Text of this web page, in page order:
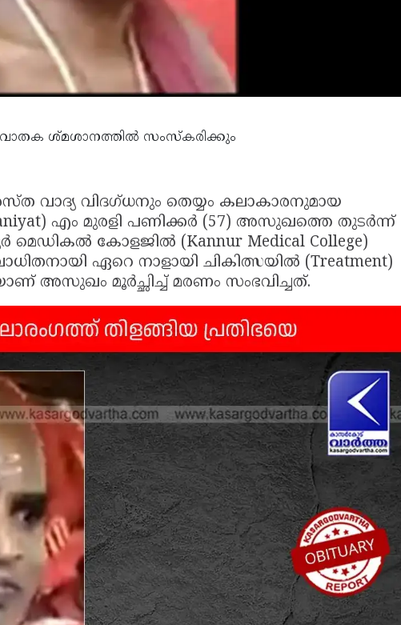
വാതക ശ്‌മശാനത്തിൽ സംസ്‌കരിക്കും
വാദ്യ വിദഗ്ധനും തെയ്യം കലാകാരനുമായ
എം മുരളി പണിക്കർ (57) അസുഖത്തെ തുടർന്ന്
മെഡികൽ കോളജിൽ (Kannur Medical College)
ഏറെ നാളായി ചികിത്സയിൽ (Treatment)
അസുഖം മൂർച്ഛിച്ച് മരണം സംഭവിച്ചത്.